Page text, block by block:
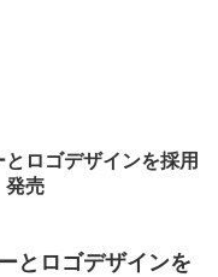
ロゴデザインを採用
発売
とロゴデザインを